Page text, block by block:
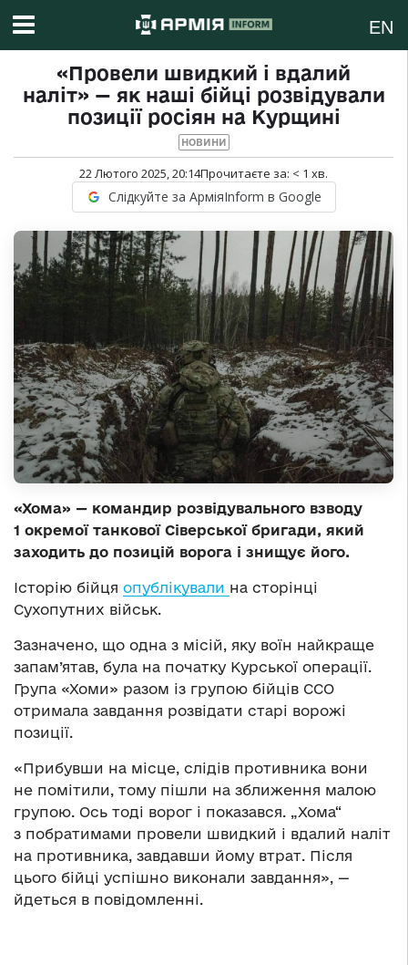
EN
«Провели швидкий і вдалий
наліт» — як наші бійці розвідували
позиції росіян на Курщині
НОВИНИ
22 Лютого 2025, 20:14Прочитаєте за: < 1 хв.
Слідкуйте за АрміяInform в Google
«Хома» — командир розвідувального взводу
1 окремої танкової Сіверської бригади, який
заходить до позицій ворога і знищує його.
Історію бійця опублікували на сторінці
Сухопутних військ.
Зазначено, що одна з місій, яку воїн найкраще
запам’ятав, була на початку Курської операції.
Група «Хоми» разом із групою бійців ССО
отримала завдання розвідати старі ворожі
позиції.
«Прибувши на місце, слідів противника вони
не помітили, тому пішли на зближення малою
групою. Ось тоді ворог і показався. „Хома“
з побратимами провели швидкий і вдалий наліт
на противника, завдавши йому втрат. Після
цього бійці успішно виконали завдання», —
йдеться в повідомленні.